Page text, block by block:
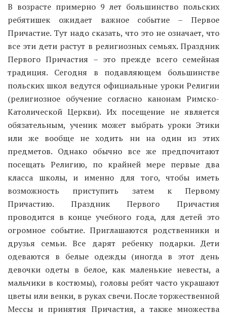
В возрасте примерно 9 лет большинство польских
ребятишек ожидает важное событие – Первое
Причастие. Тут надо сказать, что это не означает, что
все эти дети растут в религиозных семьях. Праздник
Первого Причастия – это прежде всего семейная
традиция. Сегодня в подавляющем большинстве
польских школ ведутся официальные уроки Религии
(религиозное обучение согласно канонам Римско-
Католической Церкви). Их посещение не является
обязательным, ученик может выбрать уроки Этики
или же вообще не ходить ни на один из этих
предметов. Однако обычно все же предпочитают
посещать Религию, по крайней мере первые два
класса школы, и именно для того, чтобы иметь
возможность приступить затем к Первому
Причастию. Праздник Первого Причастия
проводится в конце учебного года, для детей это
огромное событие. Приглашаются родственники и
друзья семьи. Все дарят ребенку подарки. Дети
одеваются в белые одежды (иногда в этот день
девочки одеты в белое, как маленькие невесты, а
мальчики в костюмы), головы ребят часто украшают
цветы или венки, в руках свечи. После торжественной
Мессы и принятия Причастия, а также множества